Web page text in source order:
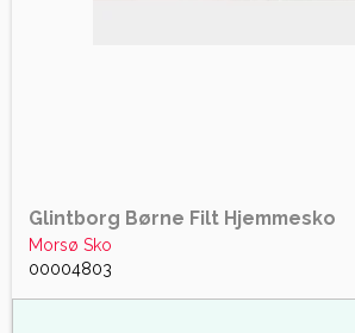
Glintborg Børne Filt Hjemmesko
Morsø Sko
00004803